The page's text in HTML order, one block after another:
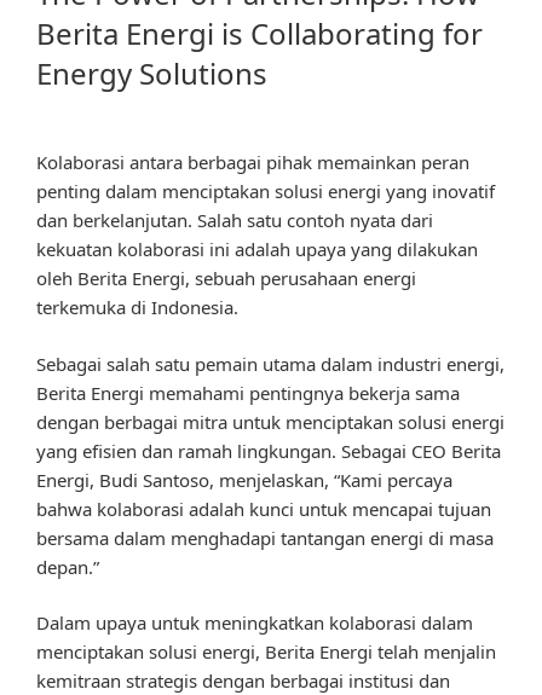
Berita Energi is Collaborating for
Energy Solutions
Kolaborasi antara berbagai pihak memainkan peran
penting dalam menciptakan solusi energi yang inovatif
dan berkelanjutan. Salah satu contoh nyata dari
kekuatan kolaborasi ini adalah upaya yang dilakukan
oleh Berita Energi, sebuah perusahaan energi
terkemuka di Indonesia.
Sebagai salah satu pemain utama dalam industri energi,
Berita Energi memahami pentingnya bekerja sama
dengan berbagai mitra untuk menciptakan solusi energi
yang efisien dan ramah lingkungan. Sebagai CEO Berita
Energi, Budi Santoso, menjelaskan, “Kami percaya
bahwa kolaborasi adalah kunci untuk mencapai tujuan
bersama dalam menghadapi tantangan energi di masa
depan.”
Dalam upaya untuk meningkatkan kolaborasi dalam
menciptakan solusi energi, Berita Energi telah menjalin
kemitraan strategis dengan berbagai institusi dan